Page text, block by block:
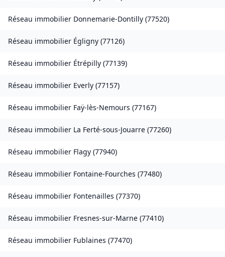
Réseau immobilier Donnemarie-Dontilly (77520)
Réseau immobilier Égligny (77126)
Réseau immobilier Étrépilly (77139)
Réseau immobilier Everly (77157)
Réseau immobilier Faÿ-lès-Nemours (77167)
Réseau immobilier La Ferté-sous-Jouarre (77260)
Réseau immobilier Flagy (77940)
Réseau immobilier Fontaine-Fourches (77480)
Réseau immobilier Fontenailles (77370)
Réseau immobilier Fresnes-sur-Marne (77410)
Réseau immobilier Fublaines (77470)